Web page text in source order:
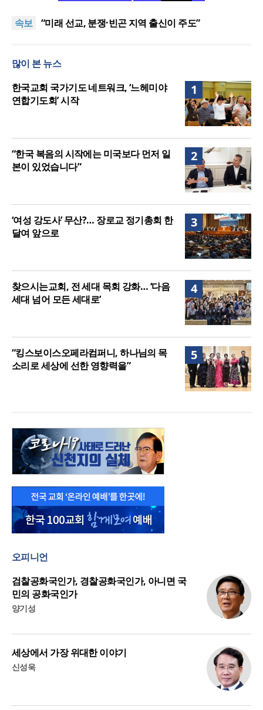
속보
은 전해진다”
“미래 선교, 분쟁·빈곤 지역 출신이 주도”
[최원호 목사의 영혼의 양식 63] 말씀은 같은데 왜 열
우크라 선교사 3부자의 헌신 “미사일 속에서도 복음
은 전해진다”
많이 본 뉴스
1
한국교회 국가기도 네트워크, ‘느헤미야
연합기도회’ 시작
2
“한국 복음의 시작에는 미국보다 먼저 일
본이 있었습니다”
3
‘여성 강도사’ 무산?… 장로교 정기총회 한
달여 앞으로
4
찾으시는교회, 전 세대 목회 강화… ‘다음
세대 넘어 모든 세대로’
5
“킹스보이스오페라컴퍼니, 하나님의 목
소리로 세상에 선한 영향력을”
오피니언
검찰공화국인가, 경찰공화국인가, 아니면 국
민의 공화국인가
양기성
세상에서 가장 위대한 이야기
신성욱